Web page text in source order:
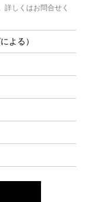
詳しくはお問合せく
よる）